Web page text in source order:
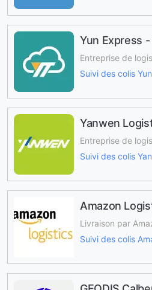
Yun Express
Entreprise de
Suivi des colis
Yanwen
Entreprise de
Suivi des colis
Amazon
Livraison par
Suivi des colis